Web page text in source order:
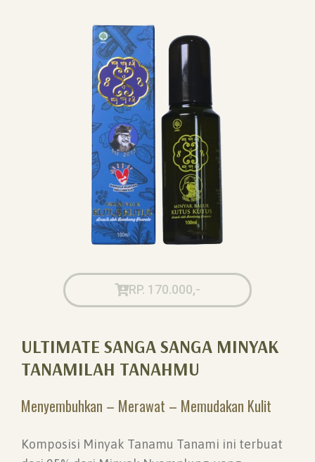
RP. 170.000,-
ULTIMATE SANGA SANGA MINYAK
TANAMILAH TANAHMU
Menyembuhkan – Merawat – Memudakan Kulit
Komposisi Minyak Tanamu Tanami ini terbuat